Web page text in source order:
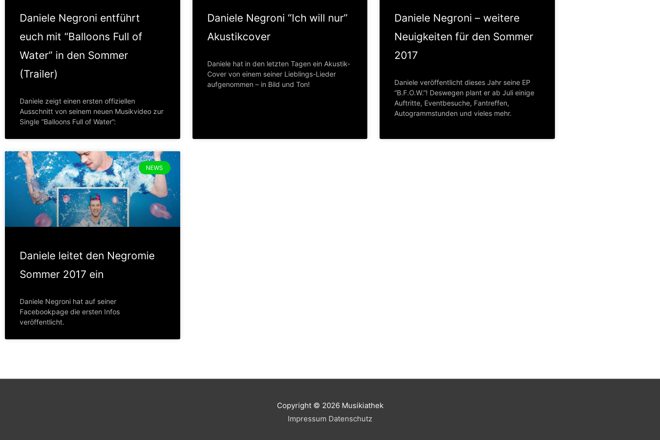
Daniele Negroni entführt
euch mit “Balloons Full of
Water” in den Sommer
(Trailer)
Daniele zeigt einen ersten offiziellen
Ausschnitt von seinem neuen Musikvideo zur
Single “Balloons Full of Water”:
Daniele Negroni “Ich will nur”
Akustikcover
Daniele hat in den letzten Tagen ein Akustik-
Cover von einem seiner Lieblings-Lieder
aufgenommen – in Bild und Ton!
Daniele Negroni – weitere
Neuigkeiten für den Sommer
2017
Daniele veröffentlicht dieses Jahr seine EP
“B.F.O.W.”! Deswegen plant er ab Juli einige
Auftritte, Eventbesuche, Fantreffen,
Autogrammstunden und vieles mehr.
NEWS
Daniele leitet den Negromie
Sommer 2017 ein
Daniele Negroni hat auf seiner
Facebookpage die ersten Infos
veröffentlicht.
Copyright © 2026 Musikiathek
Impressum Datenschutz